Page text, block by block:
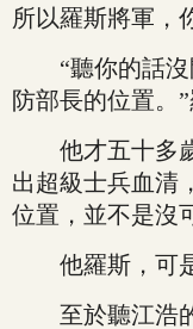
所以羅斯將軍，
“聽你的話沒
防部長的位置。
他才五十多歲
出超級士兵血清
位置，並不是沒
他羅斯，可是
至於聽江浩的